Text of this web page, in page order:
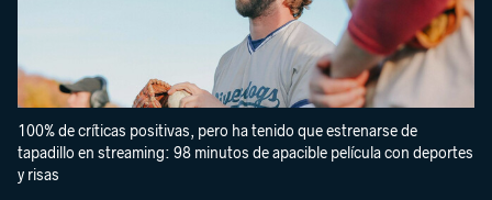
100% de críticas positivas, pero ha tenido que estrenarse de
tapadillo en streaming: 98 minutos de apacible película con deportes
y risas